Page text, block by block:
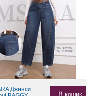
Джинси
В кошик